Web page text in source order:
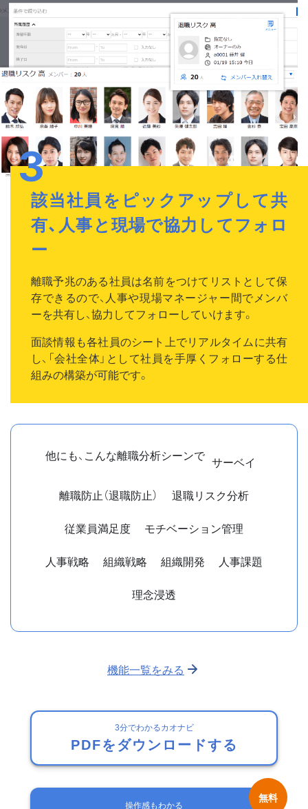
該当社員をピックアップして共
有、人事と現場で協力してフォロ
ー
離職予兆のある社員は名前をつけてリストとして保
存できるので、人事や現場マネージャー間でメンバ
ーを共有し、協力してフォローしていけます。
面談情報も各社員のシート上でリアルタイムに共有
し、「会社全体」として社員を手厚くフォローする仕
組みの構築が可能です。
他にも、こんな離職分析シーンで サーベイ
離職防止（退職防止）
退職リスク分析
従業員満足度
モチベーション管理
人事戦略
組織戦略 組織開発
人事課題
理念浸透
機能一覧をみる
3分でわかるカオナビ
PDFをダウンロードする
操作感もわかる